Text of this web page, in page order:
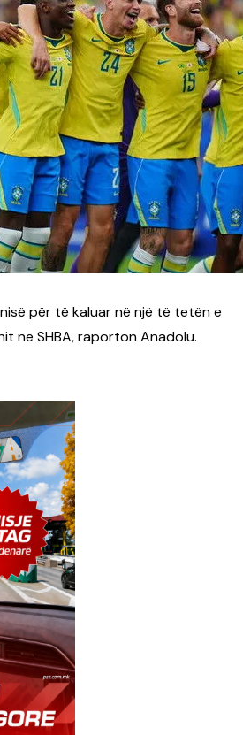
RECETA E DITES
RELAKS
RETRO JAVORE
për të kaluar në një të tetën e
në SHBA, raporton Anadolu.